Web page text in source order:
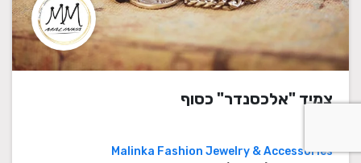
צמיד "אלכסנדר" כסוף
Malinka Fashion Jewelry & Accessories